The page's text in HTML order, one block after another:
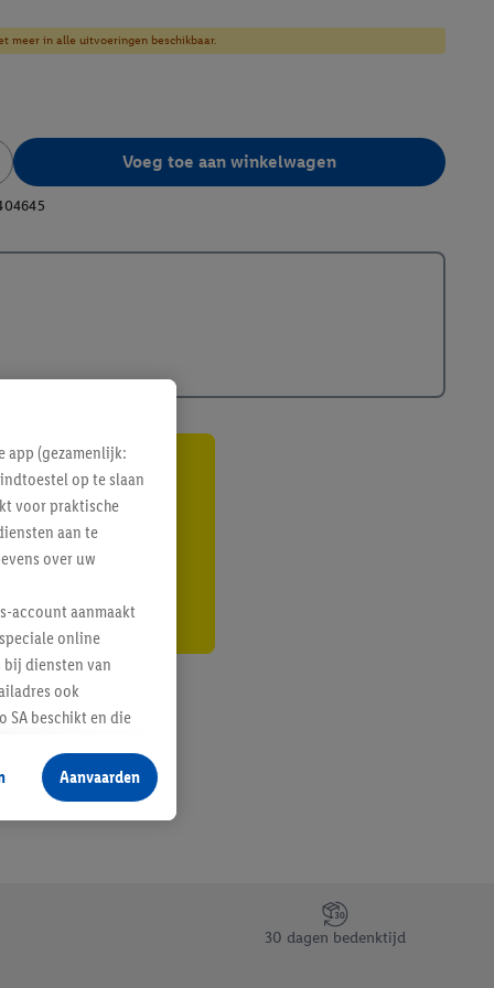
meer in alle uitvoeringen beschikbaar.
Voeg toe aan winkelwagen
30 dagen bedenktijd
app (gezamenlijk:
op te slaan
voor praktische
aan te
over uw
account aanmaakt
online
diensten van
ook
SA beschikt en die
producten waarin
voegen, maar het
als er met behulp
Door op
informatie,
Aanvaarden